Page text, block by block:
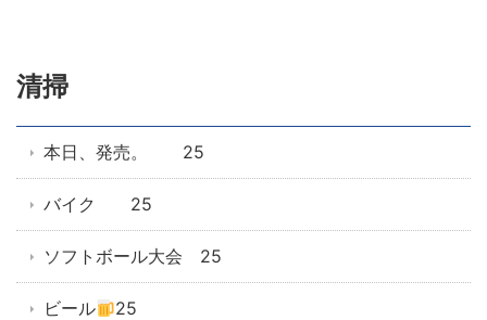
清掃
本日、発売。 25
バイク 25
ソフトボール大会 25
ビール 25